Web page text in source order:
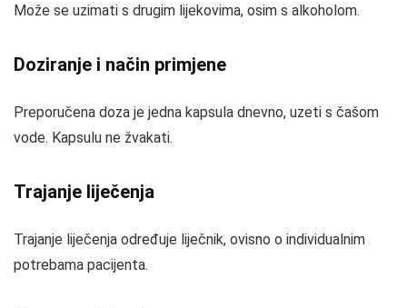
Može se uzimati s drugim lijekovima, osim s alkoholom.
Doziranje i način primjene
Preporučena doza je jedna kapsula dnevno, uzeti s čašom
vode. Kapsulu ne žvakati.
Trajanje liječenja
Trajanje liječenja određuje liječnik, ovisno o individualnim
potrebama pacijenta.